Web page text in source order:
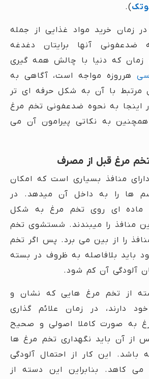
).
زمان خرید مواد غذایی از جمله
ضدعفونی آنها برایتان دغدغه
که دنیا با چالش همه گیری
هرروزه مواجه است، آگاهی به
مرتبط با آن به شکل حرفه ای تر
اینجا به نحوه ضدعفونی تخم مرغ
به نکاتی پیرامون آن می
مرغ قبل از مصرف
منافذ بسیاری است که امکان
ها را به داخل آن میدهد. در
ماده ای روی تخم مرغ به شکل
منافذ را میبندند. شستشوی تخم
را از بین می برد. پس اگر تخم
باید بلافاصله به ظروف در بسته
آلودگی آن کم شود.
از تخم مرغ هایی که نشان و
دارند، در زمان علائم گذاری
به صورت کاملا اصولی و صحیح
از آن باید نگهداری تخم مرغ ها
این کار از احتمال آلودگی
کاهد. بنابراین این دسته از